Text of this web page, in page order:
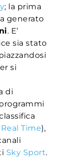
; la prima
generato
. E’
sia stato
si
di
Real Time),
Sky Sport.